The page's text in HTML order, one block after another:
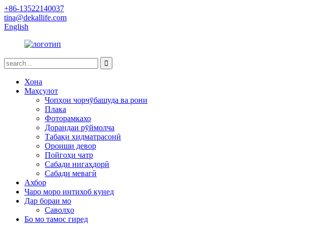
+86-13522140037
tina@dekallife.com
English
Хона
Маҳсулот
Чопҳои чорчӯбашуда ва рони
Плака
Фоторамкахо
Дорандаи рӯймолча
Табақи хидматрасонӣ
Ороиши девор
Пойгоҳи чатр
Сабади нигаҳдорӣ
Сабади мевагӣ
Ахбор
Чаро моро интихоб кунед
Дар бораи мо
Саволҳо
Бо мо тамос гиред